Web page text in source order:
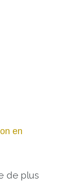
en
de plus